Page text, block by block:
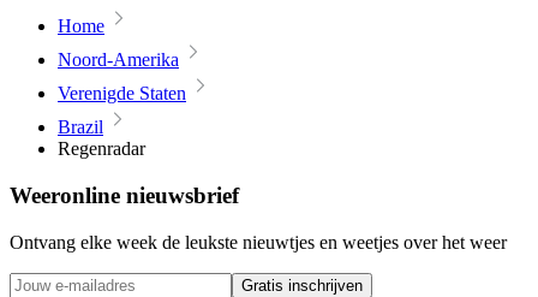
Home
Noord-Amerika
Verenigde Staten
Brazil
Regenradar
Weeronline nieuwsbrief
Ontvang elke week de leukste nieuwtjes en weetjes over het weer
Gratis inschrijven